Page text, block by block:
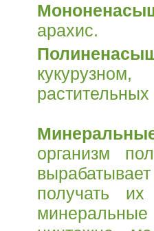
арахис.
организм
получать